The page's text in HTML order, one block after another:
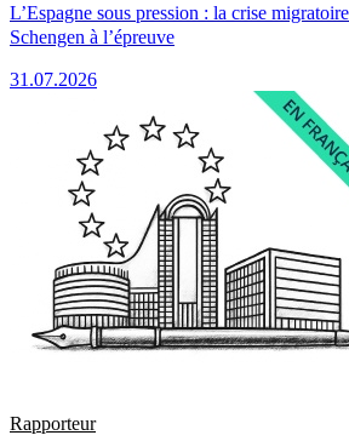
L’Espagne sous pression : la crise
Schengen à l’épreuve
31.07.2026
Rapporteur